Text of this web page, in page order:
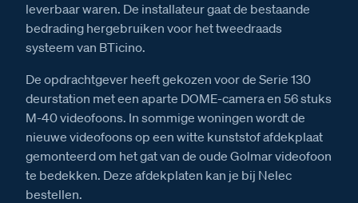
leverbaar waren. De installateur gaat de bestaande
bedrading hergebruiken voor het tweedraads
systeem van BTicino.
De opdrachtgever heeft gekozen voor de Serie 130
deurstation met een aparte DOME-camera en 56 stuks
M-40 videofoons. In sommige woningen wordt de
nieuwe videofoons op een witte kunststof afdekplaat
gemonteerd om het gat van de oude Golmar videofoon
te bedekken. Deze afdekplaten kan je bij Nelec
bestellen.